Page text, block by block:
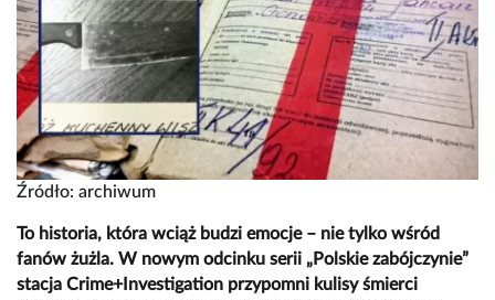
Źródło: archiwum
To historia, która wciąż budzi emocje – nie tylko wśród
fanów żużla. W nowym odcinku serii „Polskie zabójczynie”
stacja Crime+Investigation przypomni kulisy śmierci